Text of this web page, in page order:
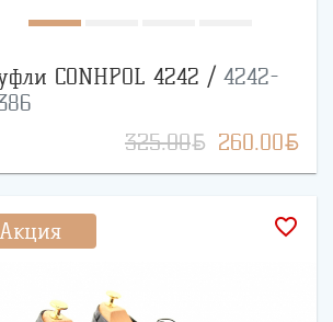
CONHPOL 4242 / 4242-
325.00BYN 260.00BYN
Акция favorite_border